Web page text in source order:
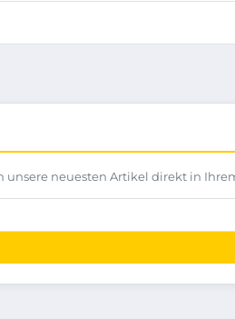
unsere neuesten Artikel direkt in